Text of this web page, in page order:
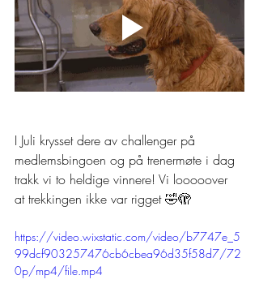
I Juli krysset dere av challenger på
medlemsbingoen og på trenermøte i dag
trakk vi to heldige vinnere! Vi looooover
at trekkingen ikke var rigget 🤣🫣
https://video.wixstatic.com/video/b7747e_5
99dcf903257476cb6cbea96d35f58d7/72
0p/mp4/file.mp4